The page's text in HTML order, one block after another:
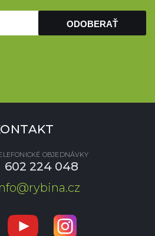
ODOBERAŤ
OBJEDNÁVKY
602 224 048